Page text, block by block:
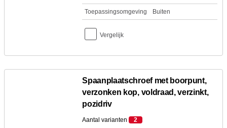
Toepassingsomgeving Buiten
Vergelijk
Spaanplaatschroef met boorpunt,
verzonken kop, voldraad, verzinkt,
pozidriv
Aantal varianten 2